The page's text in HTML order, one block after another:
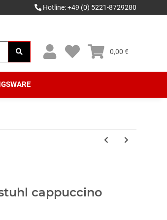
Hotline: +49 (0) 5221-8729280
0,00 €
cappuccino